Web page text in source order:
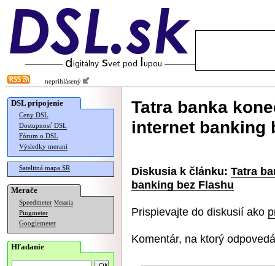
neprihlásený
DSL pripojenie
Ceny DSL
Dostupnosť DSL
Fórum o DSL
Výsledky meraní
Satelitná mapa SR
Merače
Speedmeter Merania
Pingmeter
Googlemeter
Hľadanie
Tatra banka
internet banking
Diskusia k článku: Tatra
banking bez Flashu
Prispievajte do diskusií ako
Komentár, na ktorý